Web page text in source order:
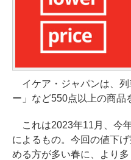
イケア・ジャパンは、列
ー」など550点以上の商品
これは2023年11月、今
によるもの。今回の値下
める方が多い春に、より